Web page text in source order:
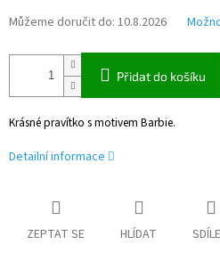
Můžeme doručit do: 10.8.2026
Přidat do košíku
Krásné pravítko s motivem Barbie.
Detailní informace
ZEPTAT SE HLÍDAT